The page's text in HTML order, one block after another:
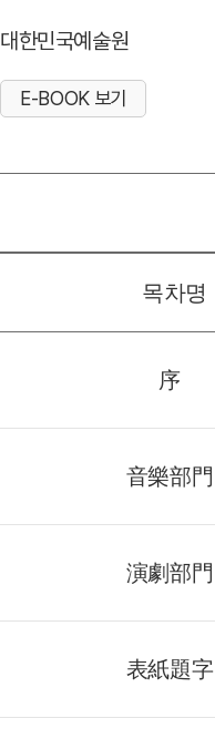
대한민국예술원
E-BOOK 보기
목차명
序
音樂部門
演劇部門
表紙題字